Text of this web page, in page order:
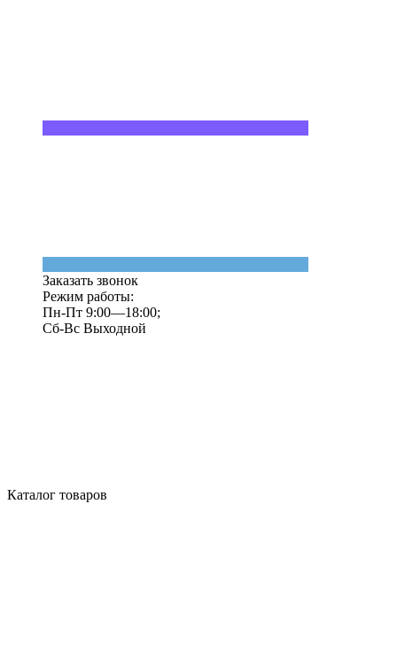
Заказать звонок
Режим работы:
Пн-Пт 9:00—18:00;
Сб-Вс Выходной
Каталог товаров